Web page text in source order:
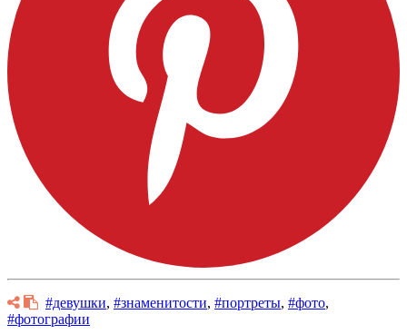
#девушки, #знаменитости, #портреты, #фото,
#фотографии